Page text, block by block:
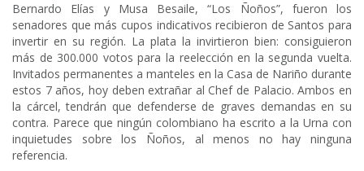
Bernardo Elías y Musa Besaile, “Los Ñoños”, fueron los
senadores que más cupos indicativos recibieron de Santos para
invertir en su región. La plata la invirtieron bien: consiguieron
más de 300.000 votos para la reelección en la segunda vuelta.
Invitados permanentes a manteles en la Casa de Nariño durante
estos 7 años, hoy deben extrañar al Chef de Palacio. Ambos en
la cárcel, tendrán que defenderse de graves demandas en su
contra. Parece que ningún colombiano ha escrito a la Urna con
inquietudes sobre los Ñoños, al menos no hay ninguna
referencia.